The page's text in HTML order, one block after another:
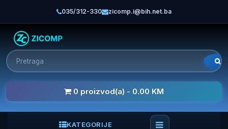
035/312-330 zicomp.i@bih.net.ba
0 proizvod(a) - 0.00 KM
KATEGORIJE